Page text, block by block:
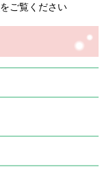
をご覧ください